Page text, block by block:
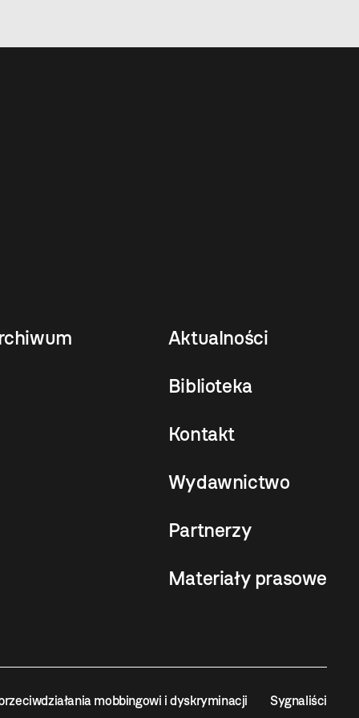
Aktualności
Biblioteka
Kontakt
Wydawnictwo
Partnerzy
Materiały prasowe
mobbingowi i dyskryminacji Sygnaliści